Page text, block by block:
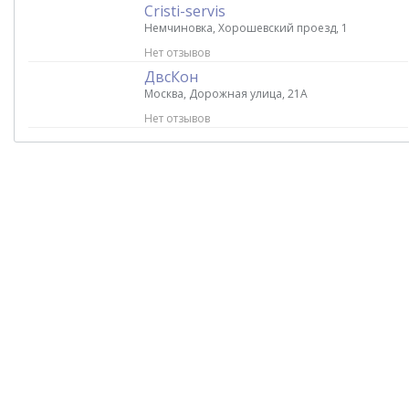
Cristi-servis
Немчиновка, Хорошевский проезд, 1
Нет отзывов
ДвсКон
Москва, Дорожная улица, 21А
Нет отзывов